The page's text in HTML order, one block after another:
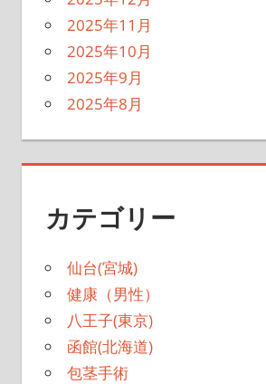
2025年11月
2025年10月
2025年9月
2025年8月
カテゴリー
仙台(宮城)
健康（男性）
八王子(東京)
函館(北海道)
包茎手術